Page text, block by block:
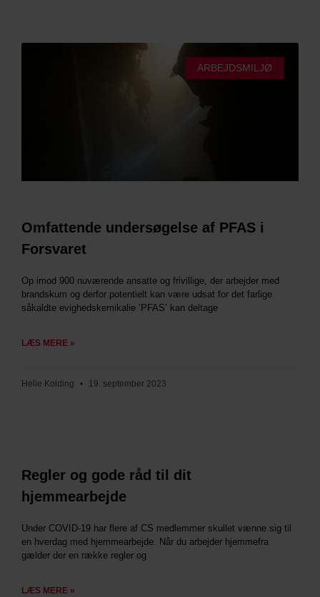
ARBEJDSMILJØ
Omfattende undersøgelse af PFAS i
Forsvaret
Op imod 900 nuværende ansatte og frivillige, der arbejder med
brandskum og derfor potentielt kan være udsat for det farlige
såkaldte evighedskemikalie ’PFAS’ kan deltage
LÆS MERE »
Helle Kolding 19. september 2023
Regler og gode råd til dit
hjemmearbejde
Under COVID-19 har flere af CS medlemmer skullet vænne sig til
en hverdag med hjemmearbejde. Når du arbejder hjemmefra
gælder der en række regler og
LÆS MERE »